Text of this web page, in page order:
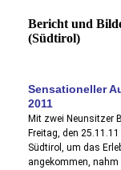
Bericht und
(Südtirol)
Sensationeller
2011
Mit zwei Neunsitzer
Freitag, den
Südtirol, um das
angekommen, nahm